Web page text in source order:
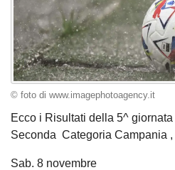
© foto di www.imagephotoagency.it
Ecco i Risultati della 5^
Seconda Categoria Campania ,
Sab. 8 novembre